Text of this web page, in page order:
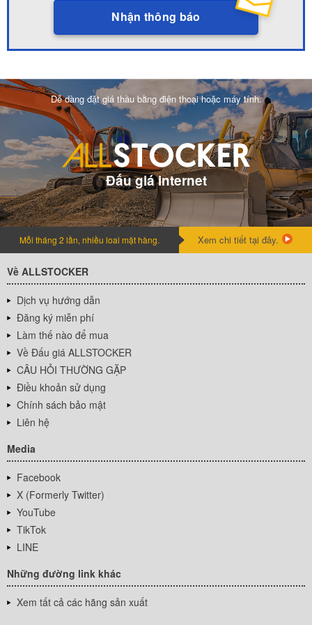
Nhận thông báo
Dễ dàng đặt giá thầu bằng điện thoại hoặc máy tính.
Đấu giá internet
Mỗi tháng 2 lần, nhiều loai mặt hàng. Xem chi tiết tại đây.
Về ALLSTOCKER
Dịch vụ hướng dẫn
Đăng ký miễn phí
Làm thế nào để mua
Về Đấu giá ALLSTOCKER
CÂU HỎI THƯỜNG GẶP
Điều khoản sử dụng
Chính sách bảo mật
Liên hệ
Media
Facebook
X (Formerly Twitter)
YouTube
TikTok
LINE
Những đường link khác
Xem tất cả các hãng sản xuất